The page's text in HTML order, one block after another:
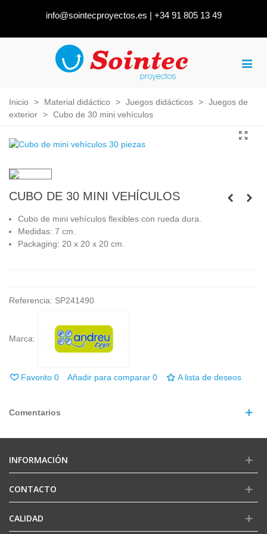
info@sointecproyectos.es | +34 91 805 13 49
Inicio > Material didáctico > Juegos didácticos > Juegos de
exterior > Cubo de 30 mini vehículos
CUBO DE 30 MINI VEHÍCULOS
Cubo de mini vehículos flexibles con rueda dura.
Medidas: 7 cm.
Packaging: 20 x 20 x 20 cm.
Referencia: SP241490
Marca:
Favorito 0 Añadir para comparar 0 A lista de deseos
Comentarios
INFORMACIÓN
CONTACTO
CALIDAD